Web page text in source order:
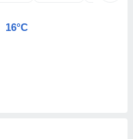
16°C